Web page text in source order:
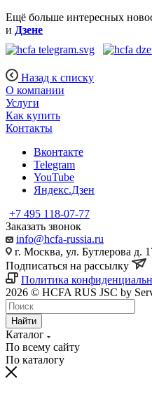
Ещё больше интересных
и Дзене
Назад к списку
О компании
Услуги
Как купить
Контакты
Вконтакте
Telegram
YouTube
Яндекс.Дзен
+7 495 118-07-77
Заказать звонок
info@hcfa-russia.ru
г. Москва, ул. Бутлерова д.
Подписаться на рассылку
Политика
2026 © HCFA RUS JSC by
Найти
Каталог
По всему сайту
По каталогу